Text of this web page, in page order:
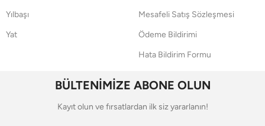
Yılbaşı
Yat
Mesafeli Satış Sözleşmesi
Ödeme Bildirimi
Hata Bildirim Formu
BÜLTENİMİZE ABONE OLUN
Kayıt olun ve fırsatlardan ilk siz yararlanın!